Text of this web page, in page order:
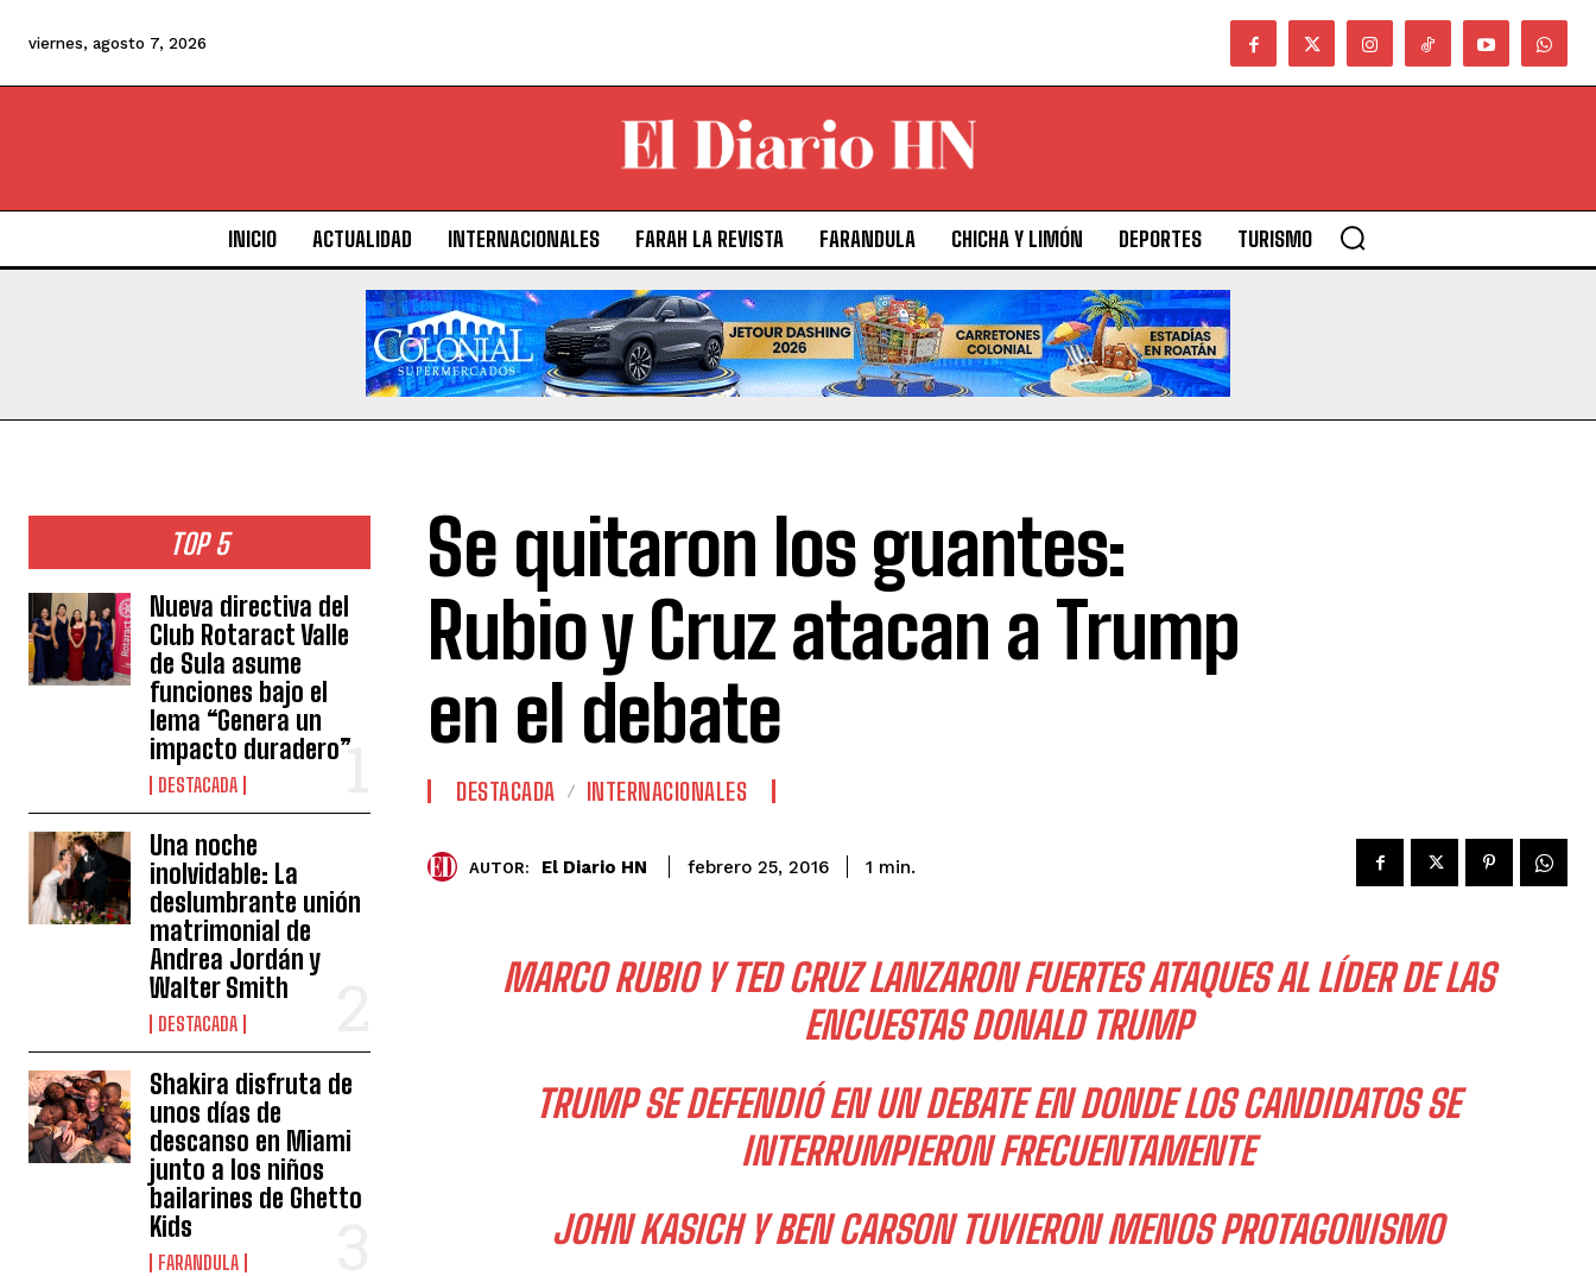
viernes, agosto 7, 2026
INICIO ACTUALIDAD INTERNACIONALES FARAH LA REVISTA FARANDULA CHICHA Y LIMÓN DEPORTES TURISMO
TOP 5
Nueva directiva del
Club Rotaract Valle
de Sula asume
funciones bajo el
lema “Genera un
impacto duradero”
DESTACADA
Una noche
inolvidable: La
deslumbrante unión
matrimonial de
Andrea Jordán y
Walter Smith
DESTACADA
Shakira disfruta de
unos días de
descanso en Miami
junto a los niños
bailarines de Ghetto
Kids
FARANDULA
Se quitaron los guantes:
Rubio y Cruz atacan a Trump
en el debate
DESTACADA INTERNACIONALES
AUTOR: El Diario HN febrero 25, 2016 1 min.
MARCO RUBIO Y TED CRUZ LANZARON FUERTES ATAQUES AL LÍDER DE LAS
ENCUESTAS DONALD TRUMP
TRUMP SE DEFENDIÓ EN UN DEBATE EN DONDE LOS CANDIDATOS SE
INTERRUMPIERON FRECUENTAMENTE
JOHN KASICH Y BEN CARSON TUVIERON MENOS PROTAGONISMO